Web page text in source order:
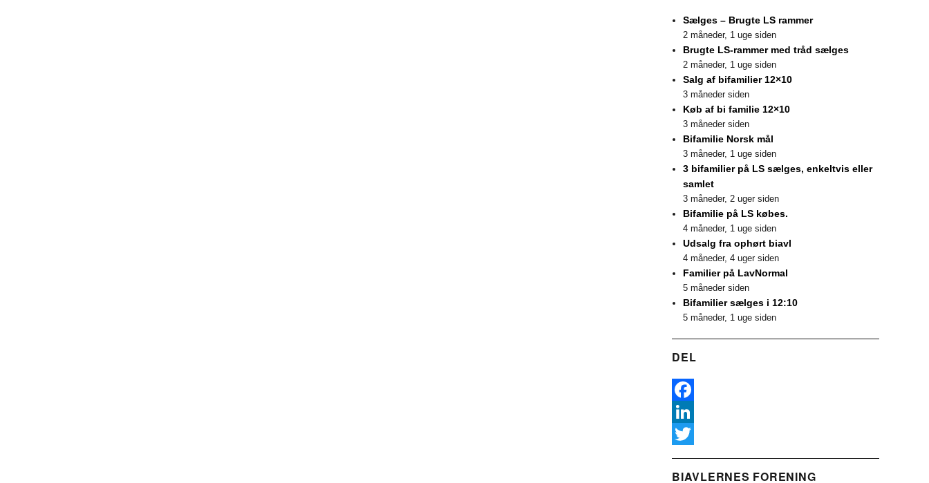
Sælges – Brugte LS rammer
2 måneder, 1 uge siden
Brugte LS-rammer med tråd sælges
2 måneder, 1 uge siden
Salg af bifamilier 12×10
3 måneder siden
Køb af bi familie 12×10
3 måneder siden
Bifamilie Norsk mål
3 måneder, 1 uge siden
3 bifamilier på LS sælges, enkeltvis eller
samlet
3 måneder, 2 uger siden
Bifamilie på LS købes.
4 måneder, 1 uge siden
Udsalg fra ophørt biavl
4 måneder, 4 uger siden
Familier på LavNormal
5 måneder siden
Bifamilier sælges i 12:10
5 måneder, 1 uge siden
DEL
F
a
e
L
nw
BIAVLERNES FORENING